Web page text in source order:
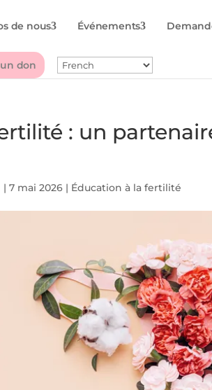
de nous Événements
don
: un
|7 mai 2026 | Éducation à la fertilité